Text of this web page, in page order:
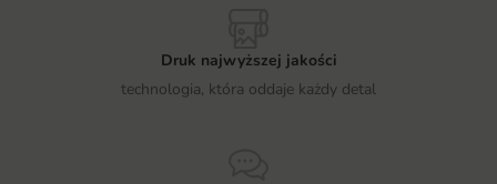
Druk najwyższej jakości
technologia, która oddaje każdy detal